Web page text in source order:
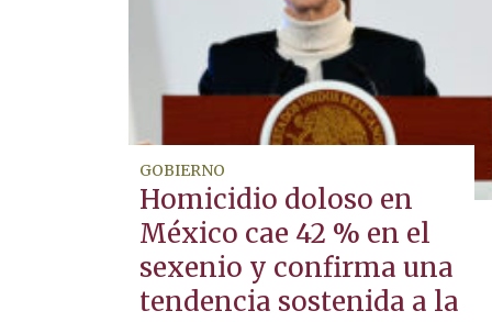
GOBIERNO
Homicidio doloso en
México cae 42 % en el
sexenio y confirma una
tendencia sostenida a la